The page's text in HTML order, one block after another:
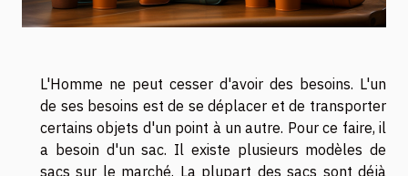
L'Homme ne peut cesser d'avoir des besoins. L'un
de ses besoins est de se déplacer et de transporter
certains objets d'un point à un autre. Pour ce faire, il
a besoin d'un sac. Il existe plusieurs modèles de
sacs sur le marché. La plupart des sacs sont déjà